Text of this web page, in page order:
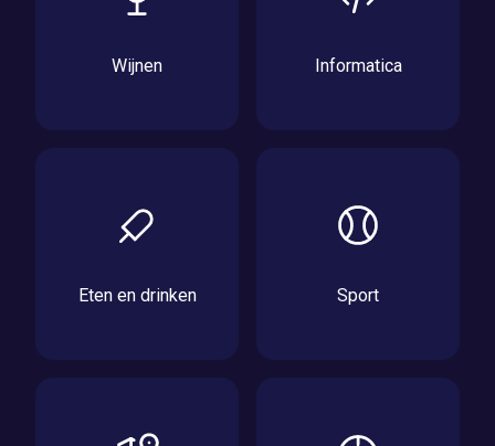
Wijnen Informatica
Eten en drinken Sport